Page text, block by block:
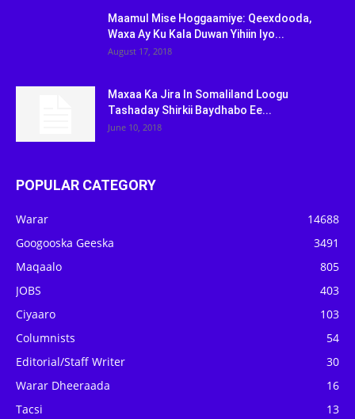
Maamul Mise Hoggaamiye: Qeexdooda,
Waxa Ay Ku Kala Duwan Yihiin Iyo...
August 17, 2018
Maxaa Ka Jira In Somaliland Loogu
Tashaday Shirkii Baydhabo Ee...
June 10, 2018
POPULAR CATEGORY
Warar
14688
Googooska Geeska
3491
Maqaalo
805
JOBS
403
Ciyaaro
103
Columnists
54
Editorial/Staff Writer
30
Warar Dheeraada
16
Tacsi
13